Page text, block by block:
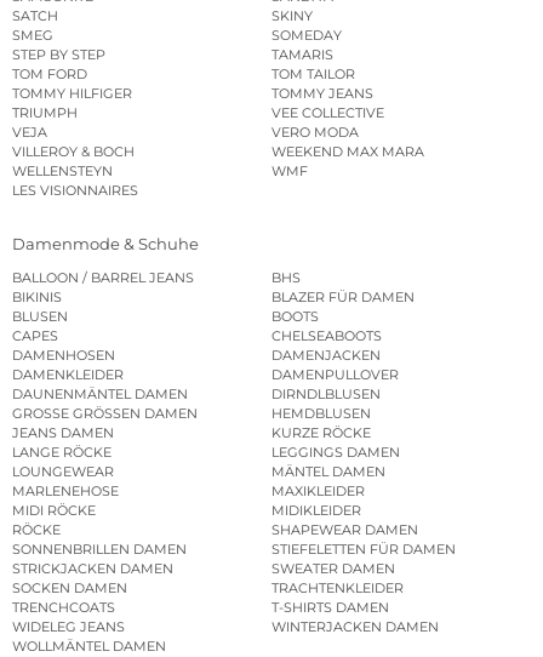
SATCH
SKINY
SMEG
SOMEDAY
STEP BY STEP
TAMARIS
TOM FORD
TOM TAILOR
TOMMY HILFIGER
TOMMY JEANS
TRIUMPH
VEE COLLECTIVE
VEJA
VERO MODA
VILLEROY & BOCH
WEEKEND MAX MARA
WELLENSTEYN
WMF
LES VISIONNAIRES
Damenmode & Schuhe
BALLOON / BARREL JEANS
BHS
BIKINIS
BLAZER FÜR DAMEN
BLUSEN
BOOTS
CAPES
CHELSEABOOTS
DAMENHOSEN
DAMENJACKEN
DAMENKLEIDER
DAMENPULLOVER
DAUNENMÄNTEL DAMEN
DIRNDLBLUSEN
GROSSE GRÖSSEN DAMEN
HEMDBLUSEN
JEANS DAMEN
KURZE RÖCKE
LANGE RÖCKE
LEGGINGS DAMEN
LOUNGEWEAR
MÄNTEL DAMEN
MARLENEHOSE
MAXIKLEIDER
MIDI RÖCKE
MIDIKLEIDER
RÖCKE
SHAPEWEAR DAMEN
SONNENBRILLEN DAMEN
STIEFELETTEN FÜR DAMEN
STRICKJACKEN DAMEN
SWEATER DAMEN
SOCKEN DAMEN
TRACHTENKLEIDER
TRENCHCOATS
T-SHIRTS DAMEN
WIDELEG JEANS
WINTERJACKEN DAMEN
WOLLMÄNTEL DAMEN